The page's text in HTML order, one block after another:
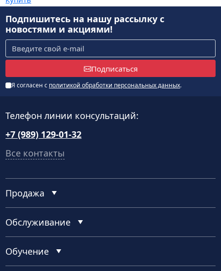
Подпишитесь на нашу рассылкус
новостями и акциями!
Подписаться
Я согласен с политикой обработки персональных данных.
Телефон линии консультаций:
+7 (989) 129-01-32
Все контакты
Продажа
Обслуживание
Обучение